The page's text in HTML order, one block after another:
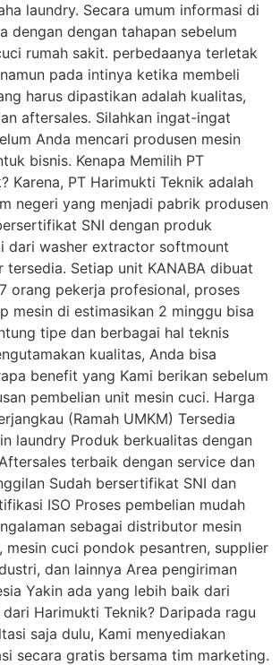
laundry. Secara umum informasi di
dengan dengan tahapan sebelum
rumah sakit. perbedaanya terletak
pada intinya ketika membeli
harus dipastikan adalah kualitas,
aftersales. Silahkan ingat-ingat
Anda mencari produsen mesin
bisnis. Kenapa Memilih PT
Karena, PT Harimukti Teknik adalah
negeri yang menjadi pabrik produsen
SNI dengan produk
dari washer extractor softmount
tersedia. Setiap unit KANABA dibuat
orang pekerja profesional, proses
mesin di estimasikan 2 minggu bisa
tipe dan berbagai hal teknis
kualitas, Anda bisa
benefit yang Kami berikan sebelum
pembelian unit mesin cuci. Harga
(Ramah UMKM) Tersedia
laundry Produk berkualitas dengan
terbaik dengan service dan
Sudah bersertifikat SNI dan
ISO Proses pembelian mudah
sebagai distributor mesin
mesin cuci pondok pesantren, supplier
dan lainnya Area pengiriman
Yakin ada yang lebih baik dari
Harimukti Teknik? Daripada ragu
saja dulu, Kami menyediakan
secara gratis bersama tim marketing.